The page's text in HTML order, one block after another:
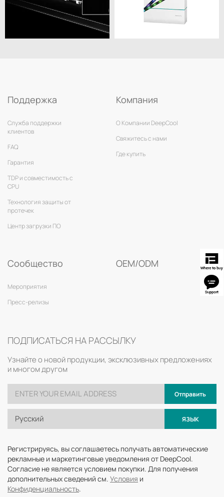
Поддержка
Служба поддержки
клиентов
FAQ
Гарантия
TDP и совместимость с
CPU
Технология защиты от
протечек
Центр загрузки ПО
Компания
О Компании DeepCool
Свяжитесь с нами
Где купить
Сообщество
Мероприятия
Пресс-релизы
OEM/ODM
ПОДПИСАТЬСЯ НА РАССЫЛКУ
Узнайте о новой продукции, эксклюзивных предложениях
и многом другом
Отправить
Русский ЯЗЫК
Регистрируясь, вы соглашаетесь получать автоматические
рекламные и маркетинговые уведомления от DeepCool.
Согласие не является условием покупки. Для получения
дополнительных сведений см. Условия и
Конфиденциальность.